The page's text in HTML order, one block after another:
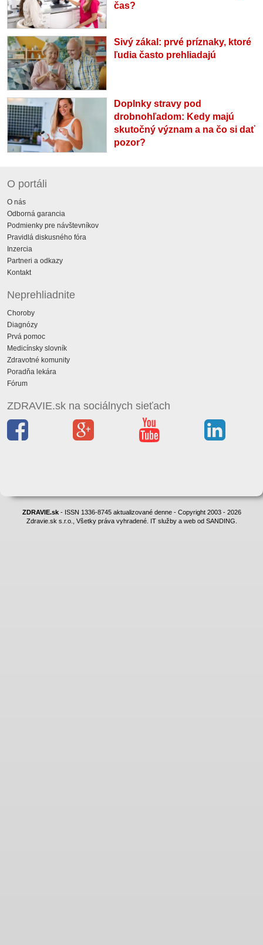
čas?
Sivý zákal: prvé príznaky, ktoré
ľudia často prehliadajú
Doplnky stravy pod
drobnohľadom: Kedy majú
skutočný význam a na čo si dať
pozor?
O portáli
O nás
Odborná garancia
Podmienky pre návštevníkov
Pravidlá diskusného fóra
Inzercia
Partneri a odkazy
Kontakt
Neprehliadnite
Choroby
Diagnózy
Prvá pomoc
Medicínsky slovník
Zdravotné komunity
Poradňa lekára
Fórum
ZDRAVIE.sk na sociálnych sieťach
ZDRAVIE.sk- ISSN 1336-8745 aktualizované denne - Copyright 2003 - 2026
Zdravie.sk s.r.o., Všetky práva vyhradené. IT služby a web od SANDING.